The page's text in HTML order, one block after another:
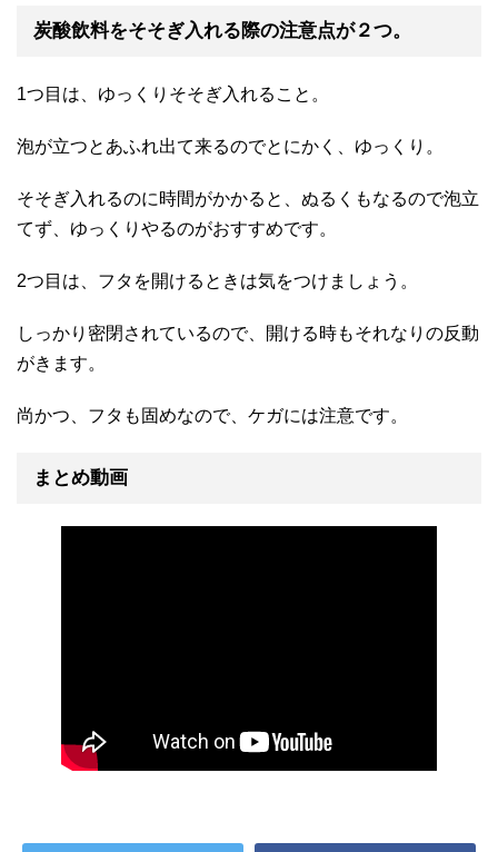
炭酸飲料をそそぎ入れる際の注意点が２つ。
1つ目は、ゆっくりそそぎ入れること。
泡が立つとあふれ出て来るのでとにかく、ゆっくり。
そそぎ入れるのに時間がかかると、ぬるくもなるので泡立
てず、ゆっくりやるのがおすすめです。
2つ目は、フタを開けるときは気をつけましょう。
しっかり密閉されているので、開ける時もそれなりの反動
がきます。
尚かつ、フタも固めなので、ケガには注意です。
まとめ動画